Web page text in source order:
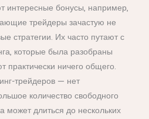
интересные бонусы, например,
трейдеры зачастую не
стратегии. Их часто путают с
которые была разобраны
ничего общего.
трейдеров — нет
количество свободного
может длиться до нескольких